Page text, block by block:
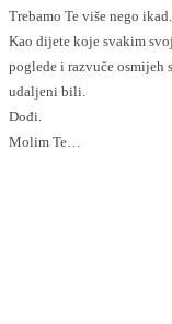
Trebamo Te više nego ikad.
Kao dijete koje svakim
poglede i razvuče
udaljeni bili.
Dođi.
Molim Te…